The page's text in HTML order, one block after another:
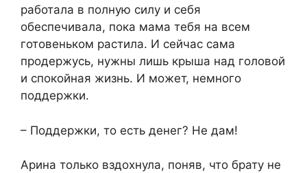
работала в полную силу и себя
обеспечивала, пока мама тебя на всем
готовеньком растила. И сейчас сама
продержусь, нужны лишь крыша над головой
и спокойная жизнь. И может, немного
поддержки.
– Поддержки, то есть денег? Не дам!
Арина только вздохнула, поняв, что брату не